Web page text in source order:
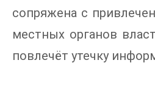
сопряжена с
местных органов
повлечёт утечку